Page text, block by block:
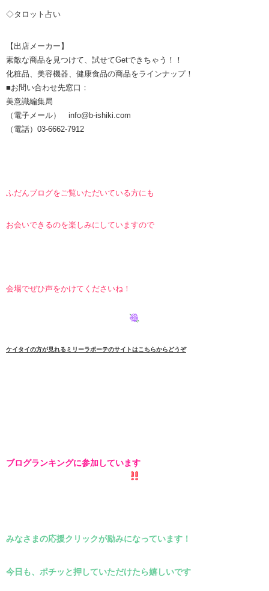
◇タロット占い
【出店メーカー】
素敵な商品を見つけて、試せてGetできちゃう！！
化粧品、美容機器、健康食品の商品をラインナップ！
■お問い合わせ先窓口：
美意識編集局
（電子メール） info@b-ishiki.com
（電話）03-6662-7912
ふだんブログをご覧いただいている方にも
お会いできるのを楽しみにしていますので
会場でぜひ声をかけてくださいね！
ケイタイの方が見れるミリーラボーテのサイトはこちらからどうぞ
ブログランキングに参加しています
みなさまの応援クリックが励みになっています！
今日も、ポチッと押していただけたら嬉しいです